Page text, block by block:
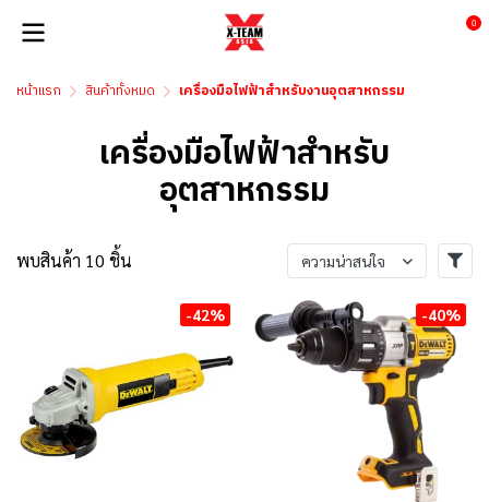
0
หน้าแรก สินค้าทั้งหมด เครื่องมือไฟฟ้าสำหรับงานอุตสาหกรรม
เครื่องมือไฟฟ้าสำหรับ
อุตสาหกรรม
พบสินค้า 10 ชิ้น ความน่าสนใจ
-42% -40%